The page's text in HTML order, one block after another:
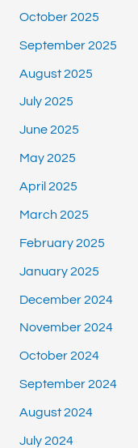
October 2025
September 2025
August 2025
July 2025
June 2025
May 2025
April 2025
March 2025
February 2025
January 2025
December 2024
November 2024
October 2024
September 2024
August 2024
July 2024